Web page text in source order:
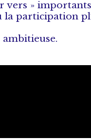
vers »
participation